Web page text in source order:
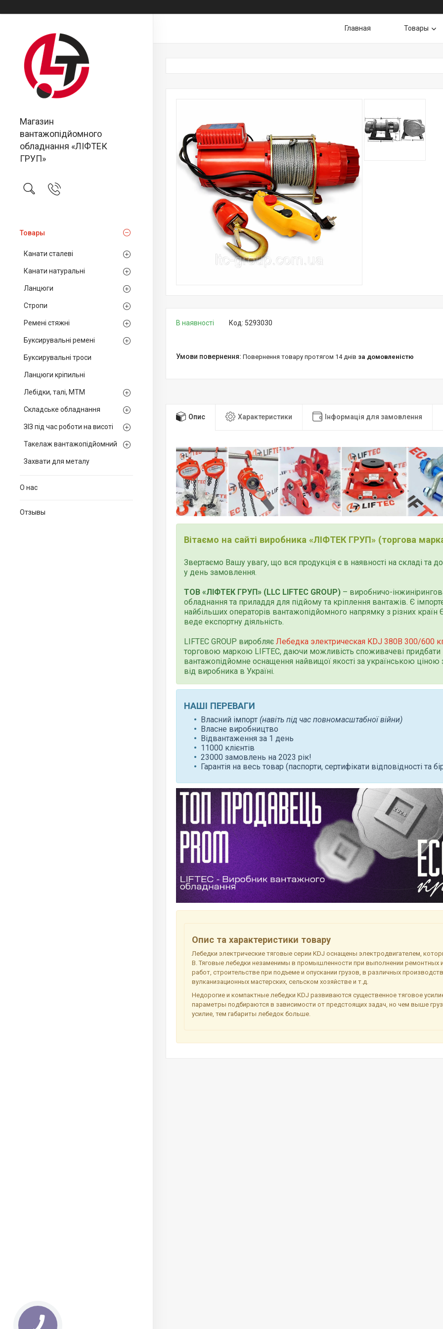
Магазин
вантажопідйомного
обладнання «ЛІФТЕК
ГРУП»
Товары
Канати сталеві
Канати натуральні
Ланцюги
Стропи
Ремені стяжні
Буксирувальні ремені
Буксирувальні троси
Ланцюги кріпильні
Лебідки, талі, МТМ
Складське обладнання
ЗІЗ під час роботи на висоті
Такелаж вантажопідйомний
Захвати для металу
О нас
Отзывы
Главная Товары
В наявності Код: 5293030
повернення товару протягом 14 днів за домовленістю
Опис Характеристики Інформація для замовлення
Вітаємо на сайті виробника «ЛІФТЕК ГРУП» (торгова
Звертаємо Вашу увагу, що вся продукція є в наявності на складі та
у день замовлення.
ТОВ «ЛІФТЕК ГРУП» (LLC LIFTEC GROUP) – виробничо-
обладнання та приладдя для підйому та кріплення вантажів. Є
найбільших операторів вантажопідйомного напрямку з різних країн
веде експортну діяльність.
LIFTEC GROUP виробляє Лебедка электрическая KDJ 380В 300/600
торговою маркою LIFTEC, даючи можливість споживачеві придбати
вантажопідйомне оснащення найвищої якості за українською ціною
від виробника в Україні.
НАШІ ПЕРЕВАГИ
Власний імпорт (навіть під час повномасштабної війни)
Власне виробництво
Відвантаження за 1 день
11000 клієнтів
23000 замовлень на 2023 рік!
Гарантія на весь товар (паспорти, сертифікати відповідності та
Опис та характеристики товару
Лебедки электрические тяговые серии KDJ оснащены электродвигателем,
В. Тяговые лебедки незаменимы в промышленности при выполнении
работ, строительстве при подъеме и опускании грузов, в различных
вулканизационных мастерских, сельском хозяйстве и т.д.
Недорогие и компактные лебедки KDJ развиваются существенное тяговое
параметры подбираются в зависимости от предстоящих задач, но чем выше
усилие, тем габариты лебедок больше.